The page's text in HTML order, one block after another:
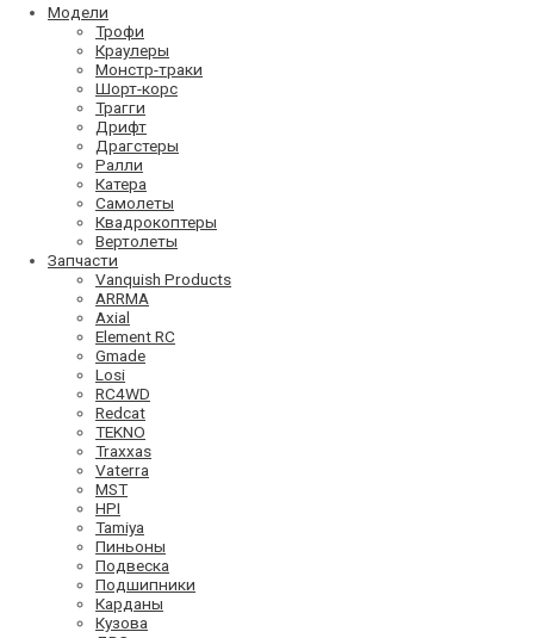
Модели
Трофи
Краулеры
Монстр-траки
Шорт-корс
Трагги
Дрифт
Драгстеры
Ралли
Катера
Самолеты
Квадрокоптеры
Вертолеты
Запчасти
Vanquish Products
ARRMA
Axial
Element RC
Gmade
Losi
RC4WD
Redcat
TEKNO
Traxxas
Vaterra
MST
HPI
Tamiya
Пиньоны
Подвеска
Подшипники
Карданы
Кузова